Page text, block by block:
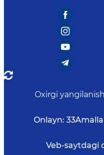
Oxirgi yangilanish
Onlayn: 33
Veb-saytdagi